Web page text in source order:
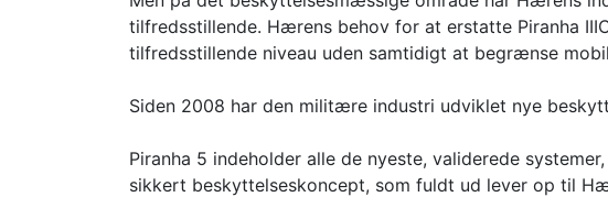
tilfredsstillende. Hærens behov for at erstatte Piranha
tilfredsstillende niveau uden samtidigt at begrænse
Siden 2008 har den militære industri udviklet nye
Piranha 5 indeholder alle de nyeste, validerede
sikkert beskyttelseskoncept, som fuldt ud lever op til